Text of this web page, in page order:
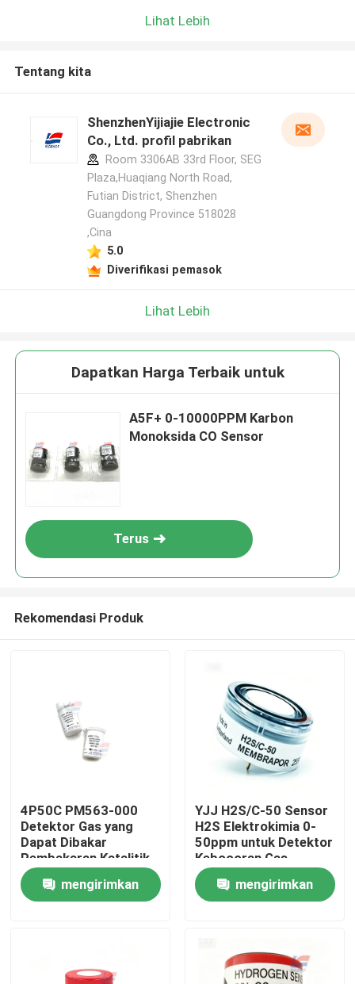
Rumah
Pertunjukan VR
Lihat Lebih
Tentang kita
ShenzhenYijiajie Electronic
Co., Ltd. profil pabrikan
Room 3306AB 33rd Floor, SEG
Plaza,Huaqiang North Road,
Futian District, Shenzhen
Guangdong Province 518028
,Cina
5.0
Diverifikasi pemasok
Lihat Lebih
Dapatkan Harga Terbaik untuk
A5F+ 0-10000PPM Karbon
Monoksida CO Sensor
Terus
Rekomendasi Produk
4P50C PM563-000
Detektor Gas yang
Dapat Dibakar
Pembakaran Katalitik
Instalasi Tetap
mengirimkan
YJJ H2S/C-50 Sensor
H2S Elektrokimia 0-
50ppm untuk Detektor
Kebocoran Gas
Lapangan Minyak
Limbahmengirimkan